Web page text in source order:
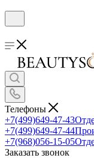
Телефоны
+7(499)649-47-43
+7(499)649-47-44
+7(968)056-15-05
Заказать звонок